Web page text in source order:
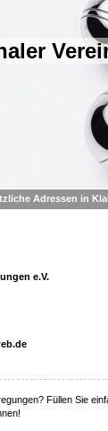
Adressen in
e.V.
Füllen Sie